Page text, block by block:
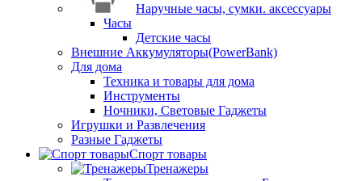
Наручные часы, сумки. аксессуары
Часы
Детские часы
Внешние Аккумуляторы(PowerBank)
Для дома
Техника и товары для дома
Инструменты
Ночники, Световые Гаджеты
Игрушки и Развлечения
Разные Гаджеты
Спорт товары
Тренажеры